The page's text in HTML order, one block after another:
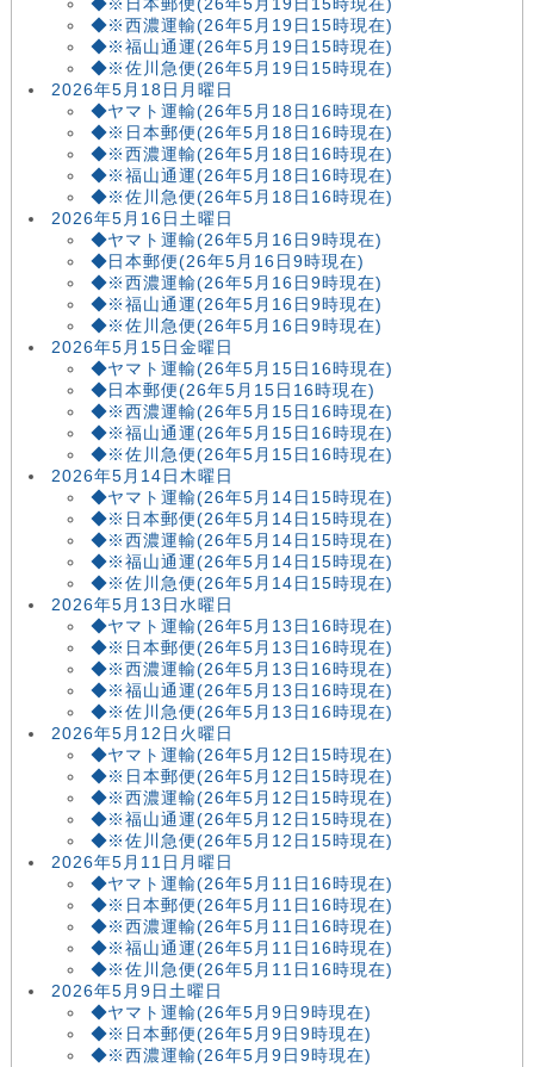
◆※西濃運輸(26年5月19日15時現在)
◆※福山通運(26年5月19日15時現在)
◆※佐川急便(26年5月19日15時現在)
2026年5月18日月曜日
◆ヤマト運輸(26年5月18日16時現在)
◆※日本郵便(26年5月18日16時現在)
◆※西濃運輸(26年5月18日16時現在)
◆※福山通運(26年5月18日16時現在)
◆※佐川急便(26年5月18日16時現在)
2026年5月16日土曜日
◆ヤマト運輸(26年5月16日9時現在)
◆日本郵便(26年5月16日9時現在)
◆※西濃運輸(26年5月16日9時現在)
◆※福山通運(26年5月16日9時現在)
◆※佐川急便(26年5月16日9時現在)
2026年5月15日金曜日
◆ヤマト運輸(26年5月15日16時現在)
◆日本郵便(26年5月15日16時現在)
◆※西濃運輸(26年5月15日16時現在)
◆※福山通運(26年5月15日16時現在)
◆※佐川急便(26年5月15日16時現在)
2026年5月14日木曜日
◆ヤマト運輸(26年5月14日15時現在)
◆※日本郵便(26年5月14日15時現在)
◆※西濃運輸(26年5月14日15時現在)
◆※福山通運(26年5月14日15時現在)
◆※佐川急便(26年5月14日15時現在)
2026年5月13日水曜日
◆ヤマト運輸(26年5月13日16時現在)
◆※日本郵便(26年5月13日16時現在)
◆※西濃運輸(26年5月13日16時現在)
◆※福山通運(26年5月13日16時現在)
◆※佐川急便(26年5月13日16時現在)
2026年5月12日火曜日
◆ヤマト運輸(26年5月12日15時現在)
◆※日本郵便(26年5月12日15時現在)
◆※西濃運輸(26年5月12日15時現在)
◆※福山通運(26年5月12日15時現在)
◆※佐川急便(26年5月12日15時現在)
2026年5月11日月曜日
◆ヤマト運輸(26年5月11日16時現在)
◆※日本郵便(26年5月11日16時現在)
◆※西濃運輸(26年5月11日16時現在)
◆※福山通運(26年5月11日16時現在)
◆※佐川急便(26年5月11日16時現在)
2026年5月9日土曜日
◆ヤマト運輸(26年5月9日9時現在)
◆※日本郵便(26年5月9日9時現在)
◆※西濃運輸(26年5月9日9時現在)